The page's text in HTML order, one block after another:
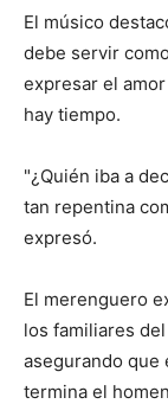
El músico
debe servir
expresar el
hay tiempo.
"¿Quién iba a
tan repentina
expresó.
El merenguero
los familiares
asegurando que
termina el